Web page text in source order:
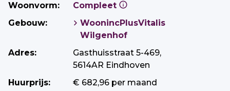
Woonvorm:
Compleet
Gebouw:
WoonincPlusVitalis
Wilgenhof
Adres:
Gasthuisstraat 5-469,
5614AR Eindhoven
Huurprijs:
€ 682,96 per maand